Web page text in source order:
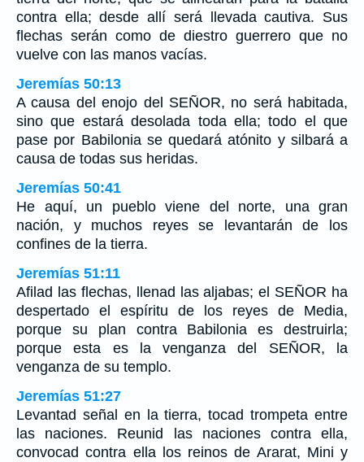
contra ella; desde allí será llevada cautiva. Sus
flechas serán como de diestro guerrero que no
vuelve con las manos vacías.
Jeremías 50:13
A causa del enojo del SEÑOR, no será habitada,
sino que estará desolada toda ella; todo el que
pase por Babilonia se quedará atónito y silbará a
causa de todas sus heridas.
Jeremías 50:41
He aquí, un pueblo viene del norte, una gran
nación, y muchos reyes se levantarán de los
confines de la tierra.
Jeremías 51:11
Afilad las flechas, llenad las aljabas; el SEÑOR ha
despertado el espíritu de los reyes de Media,
porque su plan contra Babilonia es destruirla;
porque esta es la venganza del SEÑOR, la
venganza de su templo.
Jeremías 51:27
Levantad señal en la tierra, tocad trompeta entre
las naciones. Reunid las naciones contra ella,
convocad contra ella los reinos de Ararat, Mini y